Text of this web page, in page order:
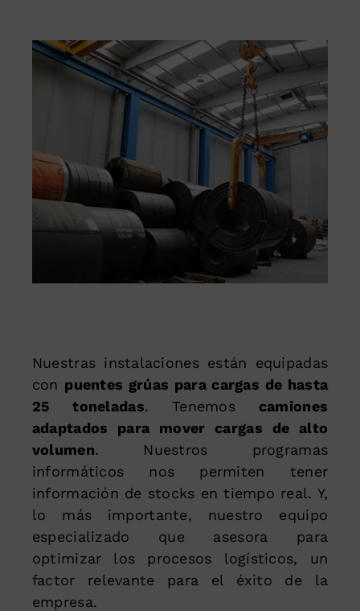
Nuestras instalaciones están equipadas
con puentes grúas para cargas de hasta
25 toneladas. Tenemos camiones
adaptados para mover cargas de alto
volumen. Nuestros programas
informáticos nos permiten tener
información de stocks en tiempo real. Y,
lo más importante, nuestro equipo
especializado que asesora para
optimizar los procesos logísticos, un
factor relevante para el éxito de la
empresa.